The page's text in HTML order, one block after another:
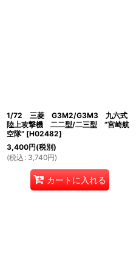
1/72 三菱 G3M2/G3M3 九六式
陸上攻撃機 二二型/二三型 ”宮崎航
空隊” [H02482]
3,400円(税別)
(税込 : 3,740円)
カートに入れる